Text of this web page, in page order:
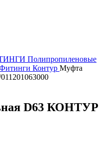
Полипропиленовые
Контур Муфта
D63 КОНТУР